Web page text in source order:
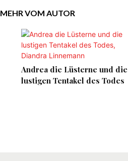
MEHR VOM AUTOR
Andrea die Lüsterne und die
lustigen Tentakel des Todes